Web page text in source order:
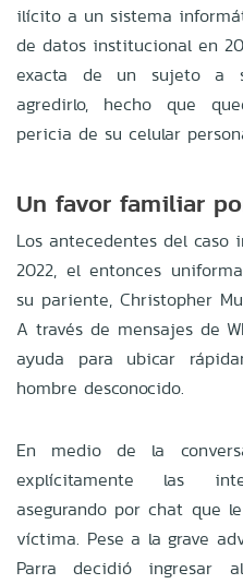
ilícito a un sistema
de datos institucional en
exacta de un sujeto a
agredirlo, hecho que
pericia de su celular
Un favor familiar
Los antecedentes del caso
2022, el entonces
su pariente, Christopher
A través de mensajes de
ayuda para ubicar
hombre desconocido.
En medio de la
explícitamente las
asegurando por chat que
víctima. Pese a la grave
Parra decidió ingresar